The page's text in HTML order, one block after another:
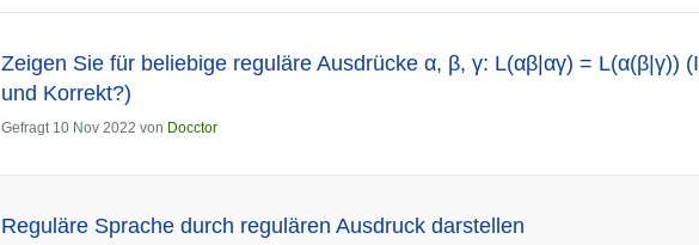
Zeigen Sie für beliebige reguläre Ausdrücke α, β, γ: L(αβ|αγ) = L(α(β|γ))
und Korrekt?)
Gefragt 10 Nov 2022 von Docctor
Reguläre Sprache durch regulären Ausdruck darstellen